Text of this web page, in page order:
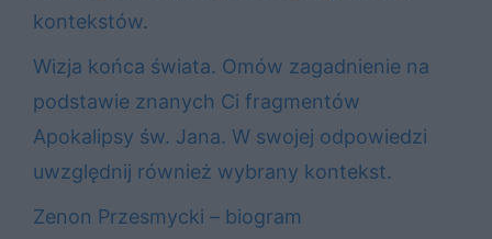
kontekstów.
Wizja końca świata. Omów zagadnienie na
podstawie znanych Ci fragmentów
Apokalipsy św. Jana. W swojej odpowiedzi
uwzględnij również wybrany kontekst.
Zenon Przesmycki – biogram